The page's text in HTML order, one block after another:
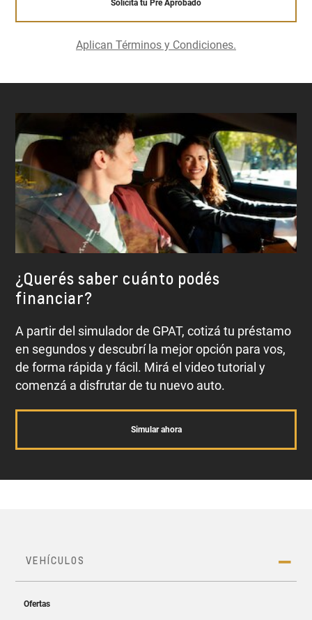
Solicitá tu Pre Aprobado
Aplican Términos y Condiciones.
¿Querés saber cuánto podés
financiar?
A partir del simulador de GPAT, cotizá tu préstamo
en segundos y descubrí la mejor opción para vos,
de forma rápida y fácil. Mirá el video tutorial y
comenzá a disfrutar de tu nuevo auto.
Simular ahora